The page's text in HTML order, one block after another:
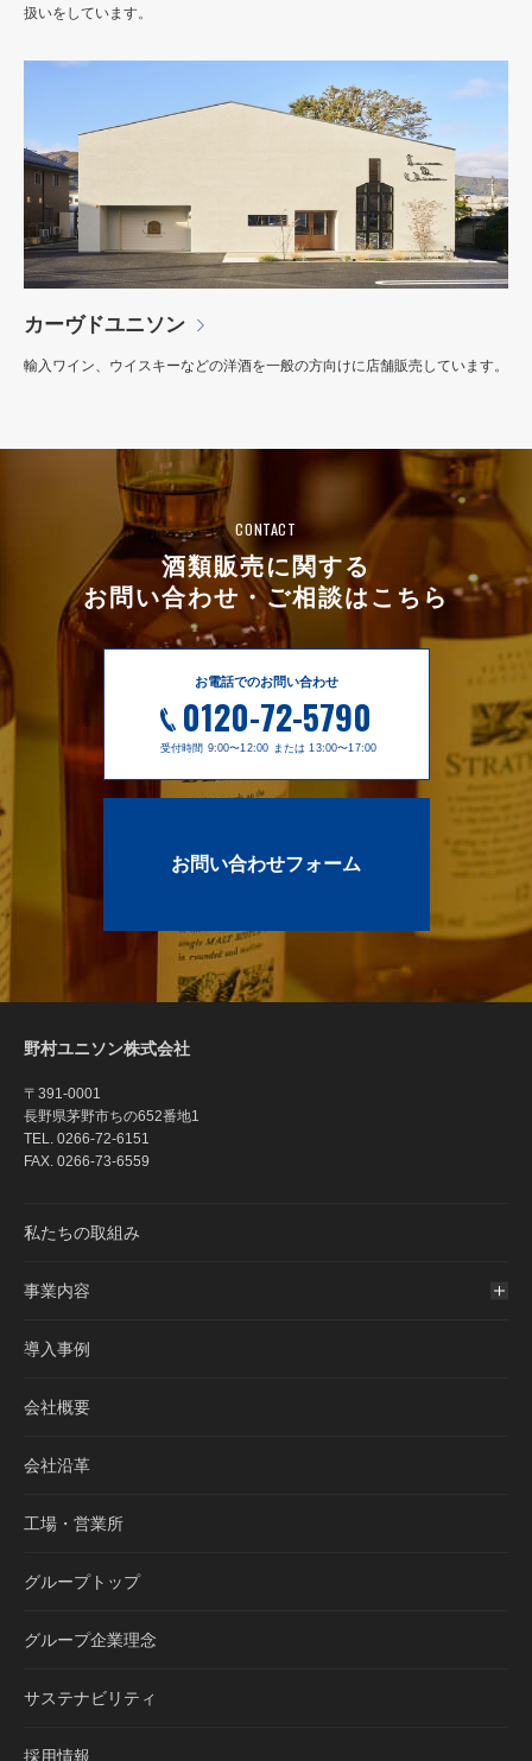
扱いをしています。
カーヴドユニソン
輸入ワイン、ウイスキーなどの洋酒を一般の方向けに店舗販売しています。
CONTACT
酒類販売に関する
お問い合わせ・ご相談はこちら
お電話でのお問い合わせ
0120-72-5790
受付時間 9:00〜12:00 または 13:00〜17:00
お問い合わせフォーム
野村ユニソン株式会社
〒391-0001
長野県茅野市ちの652番地1
TEL. 0266-72-6151
FAX. 0266-73-6559
私たちの取組み
事業内容
導入事例
会社概要
会社沿革
工場・営業所
グループトップ
グループ企業理念
サステナビリティ
採用情報